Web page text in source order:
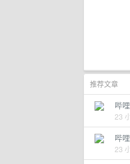
推荐文章
哔
23
哔
23